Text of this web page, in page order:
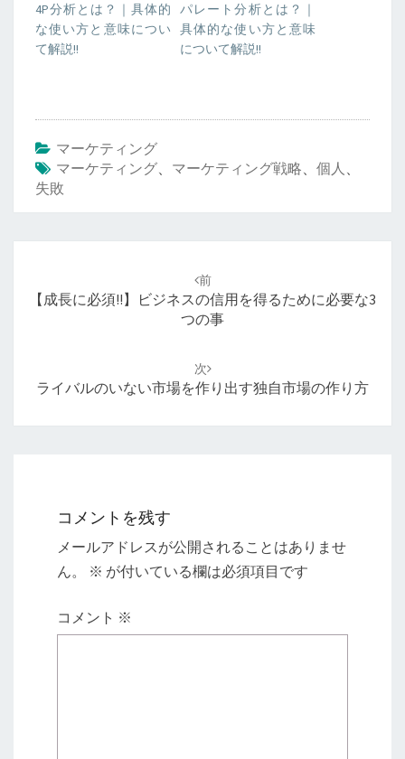
4P分析とは？｜具体的
な使い方と意味につい
て解説!!
パレート分析とは？｜
具体的な使い方と意味
について解説!!
マーケティング
マーケティング、 マーケティング戦略、 個人 、
失敗
ン
前
【成長に必須!!】ビジネスの信用を得るために必要な3
つの事
次
ライバルのいない市場を作り出す独自市場の作り方
コメントを残す
メールアドレスが公開されることはありませ
ん。
※ が付いている欄は必須項目です
コメント ※